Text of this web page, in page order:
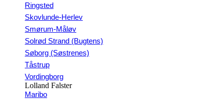
Ringsted
Skovlunde-Herlev
Smørum-Måløv
Solrød Strand (Bugtens)
Søborg (Søstrenes)
Tåstrup
Vordingborg
Lolland Falster
Maribo